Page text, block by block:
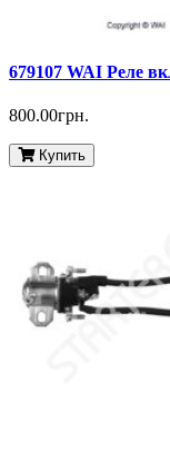
679107 WAI Реле
800.00грн.
Купить